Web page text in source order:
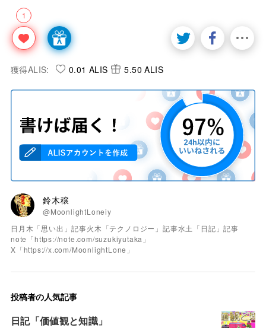
1
獲得ALIS: 0.01 ALIS 5.50 ALIS
鈴木穣
@MoonlightLoneiy
日月木「思い出」記事火木「テクノロジー」記事水土「日記」記事
note「https://note.com/suzukiyutaka」
X「https://x.com/MoonlightLone」
投稿者の人気記事
日記「価値観と知識」